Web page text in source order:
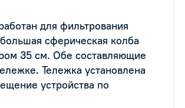
для фильтрования
сферическая колба
35 см. Обе составляющие
Тележка установлена
устройства по